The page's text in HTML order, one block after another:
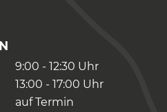
9:00 - 12:30 Uhr
13:00 - 17:00 Uhr
auf Termin